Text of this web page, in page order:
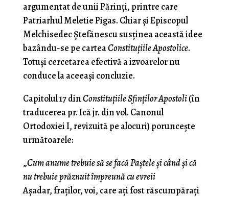
argumentat de unii Părinți, printre care
Patriarhul Meletie Pigas. Chiar și Episcopul
Melchisedec Ștefănescu susținea această idee
bazându-se pe carteaConstituțiile Apostolice.
Totuși cercetarea efectivă a izvoarelor nu
conduce la aceeași concluzie.
Capitolul 17 dinConstituțiile Sfinților Apostoli(în
traducerea pr. Ică jr. din vol. Canonul
Ortodoxiei I, revizuită pe alocuri) poruncește
următoarele:
„Cum anume trebuie să se facă Paștele și când și că
nu trebuie prăznuit împreună cu evreii
Așadar, fraților, voi, care ați fost răscumpărați